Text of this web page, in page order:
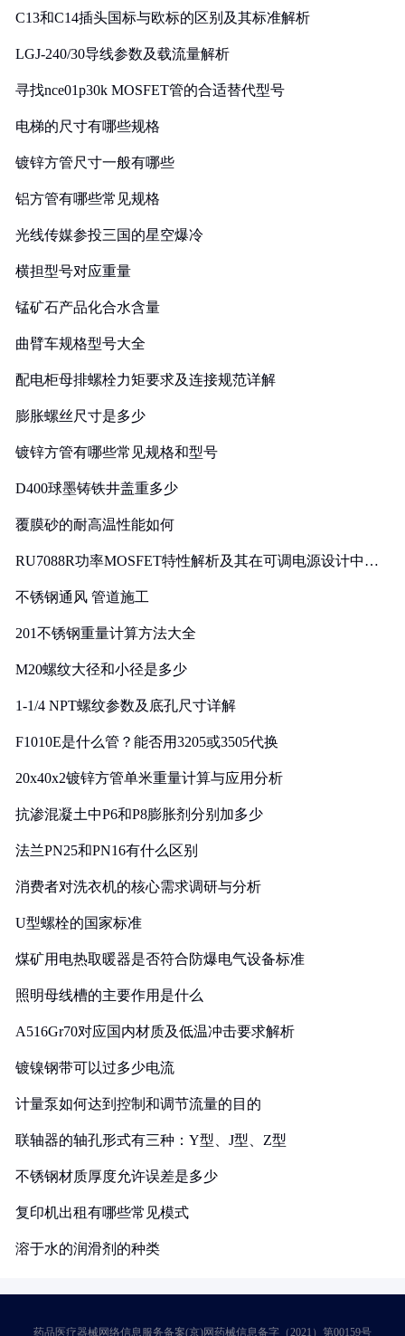
C13和C14插头国标与欧标的区别及其标准解析
LGJ-240/30导线参数及载流量解析
寻找nce01p30k MOSFET管的合适替代型号
电梯的尺寸有哪些规格
镀锌方管尺寸一般有哪些
铝方管有哪些常见规格
光线传媒参投三国的星空爆冷
横担型号对应重量
锰矿石产品化合水含量
曲臂车规格型号大全
配电柜母排螺栓力矩要求及连接规范详解
膨胀螺丝尺寸是多少
镀锌方管有哪些常见规格和型号
D400球墨铸铁井盖重多少
覆膜砂的耐高温性能如何
RU7088R功率MOSFET特性解析及其在可调电源设计中的
不锈钢通风 管道施工
201不锈钢重量计算方法大全
M20螺纹大径和小径是多少
1-1/4 NPT螺纹参数及底孔尺寸详解
F1010E是什么管？能否用3205或3505代换
20x40x2镀锌方管单米重量计算与应用分析
抗渗混凝土中P6和P8膨胀剂分别加多少
法兰PN25和PN16有什么区别
消费者对洗衣机的核心需求调研与分析
U型螺栓的国家标准
煤矿用电热取暖器是否符合防爆电气设备标准
照明母线槽的主要作用是什么
A516Gr70对应国内材质及低温冲击要求解析
镀镍钢带可以过多少电流
计量泵如何达到控制和调节流量的目的
联轴器的轴孔形式有三种：Y型、J型、Z型
不锈钢材质厚度允许误差是多少
复印机出租有哪些常见模式
溶于水的润滑剂的种类
药品医疗器械网络信息服务备案(京)网药械信息备字（2021）第00159号